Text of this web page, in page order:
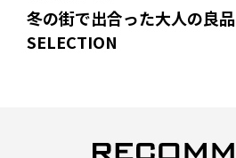
冬の街で出合った大人の良品
SELECTION